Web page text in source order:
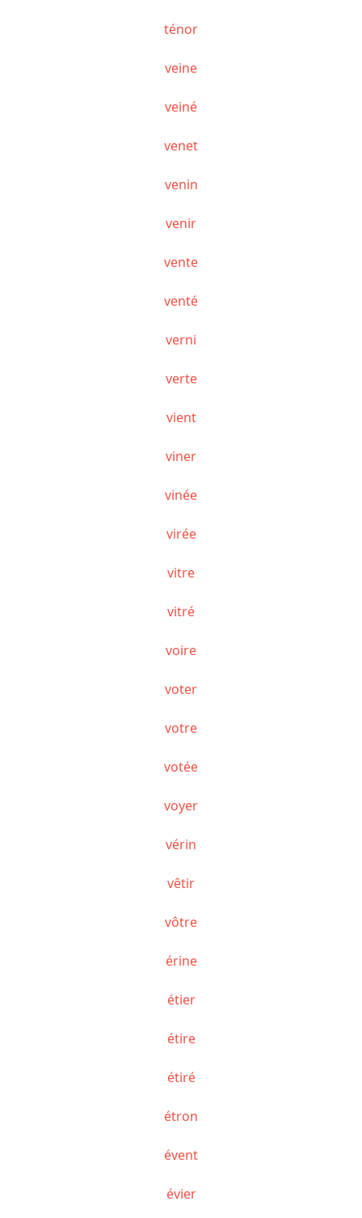
ténor
veine
veiné
venet
venin
venir
vente
venté
verni
verte
vient
viner
vinée
virée
vitre
vitré
voire
voter
votre
votée
voyer
vérin
vêtir
vôtre
érine
étier
étire
étiré
étron
évent
évier